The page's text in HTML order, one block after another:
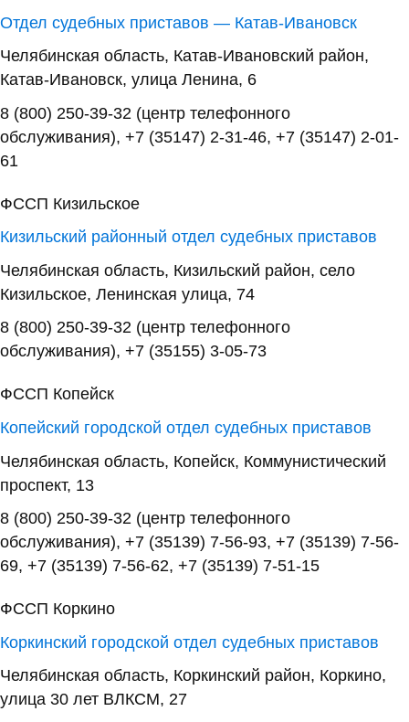
Отдел судебных приставов — Катав-Ивановск
Челябинская область, Катав-Ивановский район,
Катав-Ивановск, улица Ленина, 6
8 (800) 250-39-32 (центр телефонного
обслуживания), +7 (35147) 2-31-46, +7 (35147) 2-01-
61
ФССП Кизильское
Кизильский районный отдел судебных приставов
Челябинская область, Кизильский район, село
Кизильское, Ленинская улица, 74
8 (800) 250-39-32 (центр телефонного
обслуживания), +7 (35155) 3-05-73
ФССП Копейск
Копейский городской отдел судебных приставов
Челябинская область, Копейск, Коммунистический
проспект, 13
8 (800) 250-39-32 (центр телефонного
обслуживания), +7 (35139) 7-56-93, +7 (35139) 7-56-
69, +7 (35139) 7-56-62, +7 (35139) 7-51-15
ФССП Коркино
Коркинский городской отдел судебных приставов
Челябинская область, Коркинский район, Коркино,
улица 30 лет ВЛКСМ, 27